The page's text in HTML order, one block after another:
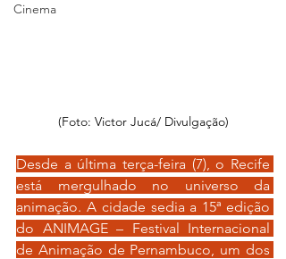
Cinema
(Foto: Victor Jucá/ Divulgação)
Desde a última terça-feira (7), o Recife
está mergulhado no universo da
animação. A cidade sedia a 15ª edição
do ANIMAGE – Festival Internacional
de Animação de Pernambuco, um dos